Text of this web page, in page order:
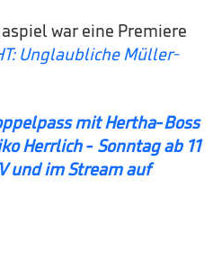
war eine Premiere
Unglaubliche Müller-
mit Hertha-Boss
Herrlich - Sonntag ab 11
und im Stream auf